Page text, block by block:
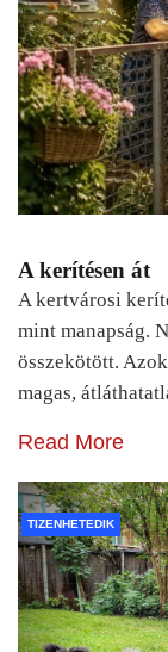
A kerítésen át
A kertvárosi
mint manapság.
összekötött.
magas,
Read More
TIZENHETEDIK